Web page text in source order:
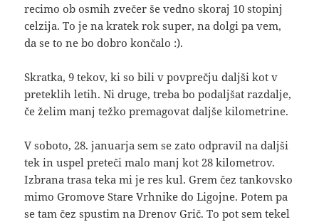
recimo ob osmih zvečer še vedno skoraj 10 stopinj
celzija. To je na kratek rok super, na dolgi pa vem,
da se to ne bo dobro končalo :).
Skratka, 9 tekov, ki so bili v povprečju daljši kot v
preteklih letih. Ni druge, treba bo podaljšat razdalje,
če želim manj težko premagovat daljše kilometrine.
V soboto, 28. januarja sem se zato odpravil na daljši
tek in uspel preteči malo manj kot 28 kilometrov.
Izbrana trasa teka mi je res kul. Grem čez tankovsko
mimo Gromove Stare Vrhnike do Ligojne. Potem pa
se tam čez spustim na Drenov Grič. To pot sem tekel